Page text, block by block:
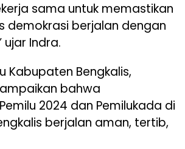
sama untuk memastikan
demokrasi berjalan dengan
ujar Indra.
Kabupaten Bengkalis,
bahwa
2024 dan Pemilukada di
berjalan aman, tertib,